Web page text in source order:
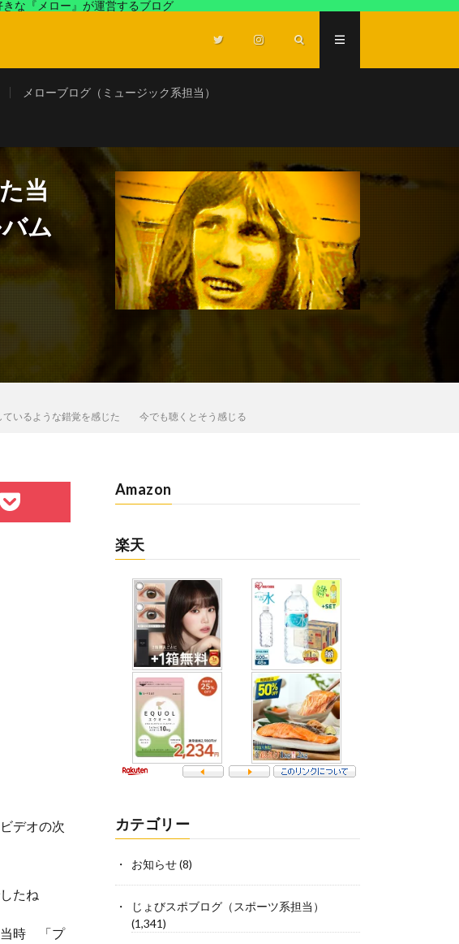
な『メロー』が運営するブログ
メローブログ（ミュージック系担当）
当
ム
た
ているような錯覚を感じた 今でも聴くとそう感じる
デオの次
たね
当時 「プ
Amazon
楽天
カテゴリー
お知らせ(8)
じょびスポブログ（スポーツ系担当）
(1,341)